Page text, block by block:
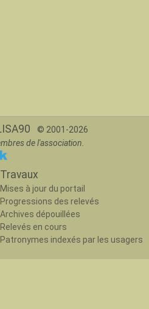
© 2001-2026
de l'association.
Travaux
Mises à jour du portail
Progressions des relevés
Archives dépouillées
Relevés en cours
Patronymes indexés par les usagers